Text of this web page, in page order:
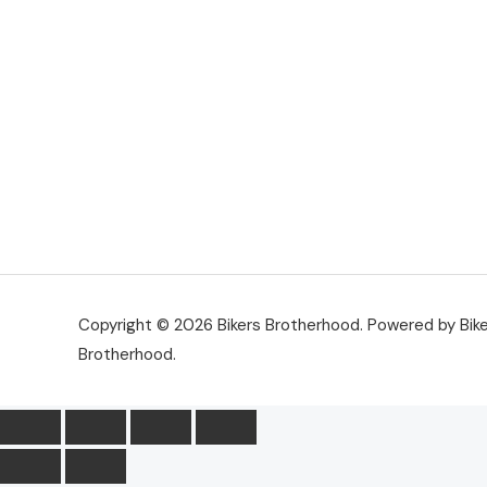
Copyright © 2026 Bikers Brotherhood. Powered by
Brotherhood.